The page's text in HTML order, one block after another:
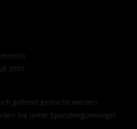
3901
geltend gemacht werden.
Sie unter Spendengütesiegel